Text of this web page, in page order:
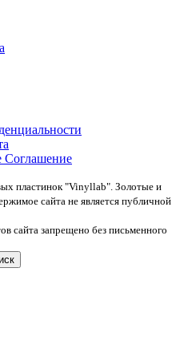
Соглашение
пластинок "Vinyllab". Золотые и
сайта не является публичной
сайта запрещено без письменного